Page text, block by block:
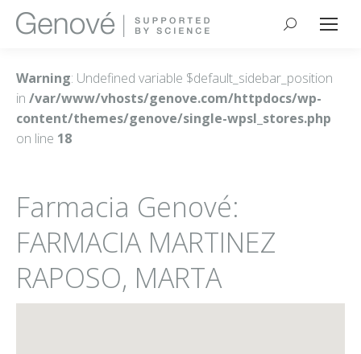
Buscar:
Warning: Undefined variable $default_sidebar_position
in /var/www/vhosts/genove.com/httpdocs/wp-
content/themes/genove/single-wpsl_stores.php
on line 18
Farmacia Genové:
FARMACIA MARTINEZ
RAPOSO, MARTA